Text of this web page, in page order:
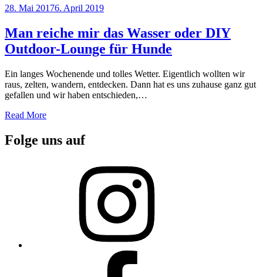
Posted
28. Mai 20176. April 2019
Man reiche mir das Wasser oder DIY
Outdoor-Lounge für Hunde
Ein langes Wochenende und tolles Wetter. Eigentlich wollten wir
raus, zelten, wandern, entdecken. Dann hat es uns zuhause ganz gut
gefallen und wir haben entschieden,…
Read More
Folge uns auf